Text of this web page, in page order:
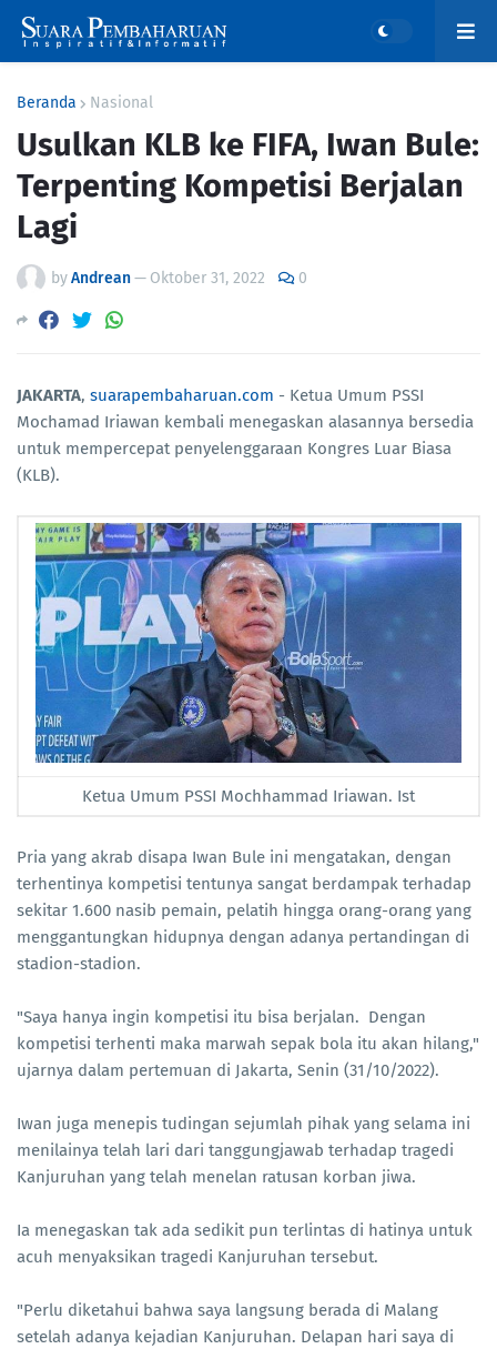
Beranda Nasional
Usulkan KLB ke FIFA, Iwan Bule:
Terpenting Kompetisi Berjalan
Lagi
byAndrean— Oktober 31, 2022 0
JAKARTA, suarapembaharuan.com - Ketua Umum PSSI
Mochamad Iriawan kembali menegaskan alasannya bersedia
untuk mempercepat penyelenggaraan Kongres Luar Biasa
(KLB).
Ketua Umum PSSI Mochhammad Iriawan. Ist
Pria yang akrab disapa Iwan Bule ini mengatakan, dengan
terhentinya kompetisi tentunya sangat berdampak terhadap
sekitar 1.600 nasib pemain, pelatih hingga orang-orang yang
menggantungkan hidupnya dengan adanya pertandingan di
stadion-stadion.
"Saya hanya ingin kompetisi itu bisa berjalan. Dengan
kompetisi terhenti maka marwah sepak bola itu akan hilang,"
ujarnya dalam pertemuan di Jakarta, Senin (31/10/2022).
Iwan juga menepis tudingan sejumlah pihak yang selama ini
menilainya telah lari dari tanggungjawab terhadap tragedi
Kanjuruhan yang telah menelan ratusan korban jiwa.
Ia menegaskan tak ada sedikit pun terlintas di hatinya untuk
acuh menyaksikan tragedi Kanjuruhan tersebut.
"Perlu diketahui bahwa saya langsung berada di Malang
setelah adanya kejadian Kanjuruhan. Delapan hari saya di